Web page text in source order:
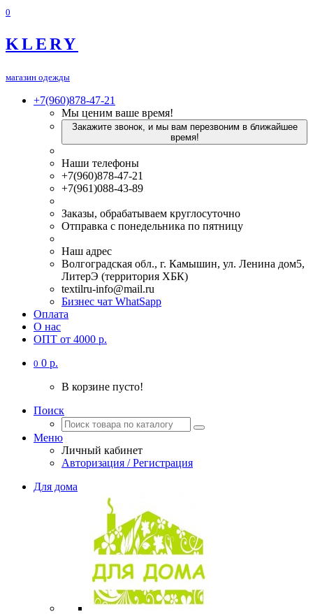
0
KLERY
магазин одежды
+7(960)878-47-21
Мы ценим ваше время!
Закажите звонок, и мы вам перезвоним в ближайшее
время!
Наши телефоны
+7(960)878-47-21
+7(961)088-43-89
Заказы, обрабатываем круглосуточно
Отправка с понедельника по пятницу
Наш адрес
Волгоградская обл., г. Камышин, ул. Ленина дом5,
ЛитерЭ (территория ХБК)
textilru-info@mail.ru
Бизнес чат WhatSapp
Оплата
О нас
ОПТ от 4000 р.
0 0 р.
В корзине пусто!
Поиск
Меню
Личный кабинет
Авторизация / Регистрация
Для дома